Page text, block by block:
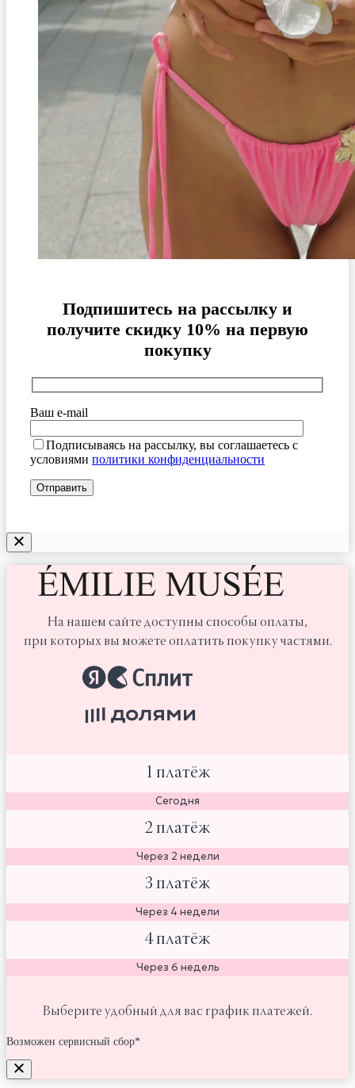
Подпишитесь на рассылку и
получите скидку 10% на первую
покупку
Ваш e-mail
Подписываясь на рассылку, вы соглашаетесь с
условиями политики конфиденциальности
На нашем сайте доступны способы оплаты,
при которых вы можете оплатить покупку частями.
1 платёж
Сегодня
2 платёж
Через 2 недели
3 платёж
Через 4 недели
4 платёж
Через 6 недель
Выберите удобный для вас график платежей.
Возможен сервисный сбор*